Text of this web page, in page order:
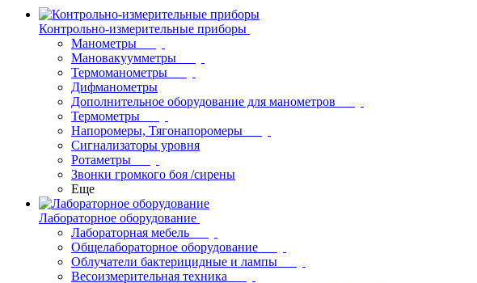
Контрольно-измерительные приборы
Манометры
Мановакуумметры
Термоманометры
Дифманометры
Дополнительное оборудование для манометров
Термометры
Напоромеры, Тягонапоромеры
Сигнализаторы уровня
Ротаметры
Звонки громкого боя /сирены
Еще
Лабораторное оборудование
Лабораторная мебель
Общелабораторное оборудование
Облучатели бактерицидные и лампы
Весоизмерительная техника